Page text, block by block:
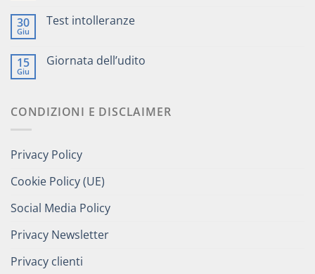
30
Giu
Test intolleranze
15
Giu
Giornata dell’udito
CONDIZIONI E DISCLAIMER
Privacy Policy
Cookie Policy (UE)
Social Media Policy
Privacy Newsletter
Privacy clienti